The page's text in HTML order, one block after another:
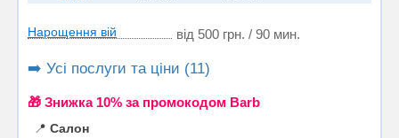
Нарощення вій від 500 грн. / 90 мин.
➡️ Усі послуги та ціни (11)
🎁 Знижка 10% за промокодом Barb
📍 Салон